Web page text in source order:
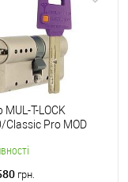
MUL-T-LOCK
Classic Pro MOD
грн.